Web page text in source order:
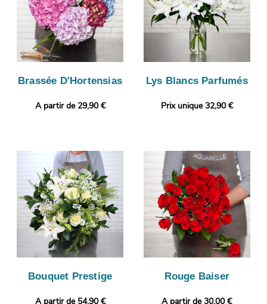
Brassée D'Hortensias
A partir de 29,90 €
Lys Blancs Parfumés
Prix unique 32,90 €
Bouquet Prestige
A partir de 54,90 €
Rouge Baiser
A partir de 30,00 €